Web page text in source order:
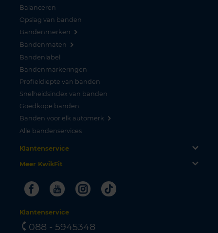
Balanceren
Opslag van banden
Bandenmerken
Bandenmaten
Bandenlabel
Bandenmarkeringen
Profieldiepte van banden
Snelheidsindex van banden
Goedkope banden
Banden voor elk automerk
Alle bandenservices
Klantenservice
Meer KwikFit
FacebookYoutubeInstagram
Tiktok
Klantenservice
088 - 5945348